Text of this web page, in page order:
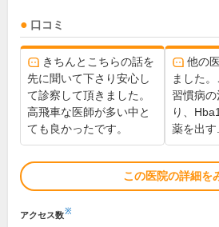
口コミ
きちんとこちらの話を
先に聞いて下さり安心し
て診察して頂きました。
高飛車な医師が多い中と
ても良かったです。
他の
ました
習慣病
り、
薬を出す...
この医院の詳細を
アクセス数※